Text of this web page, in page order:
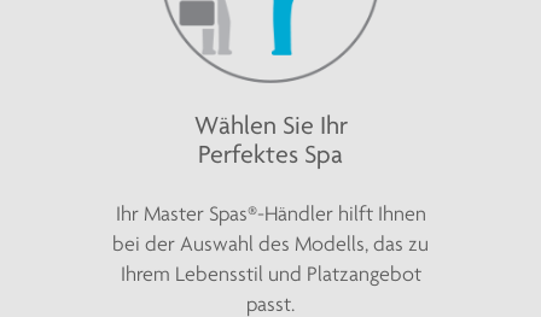
Wählen Sie Ihr
Perfektes Spa
Ihr Master Spas®-Händler hilft Ihnen
bei der Auswahl des Modells, das zu
Ihrem Lebensstil und Platzangebot
passt.